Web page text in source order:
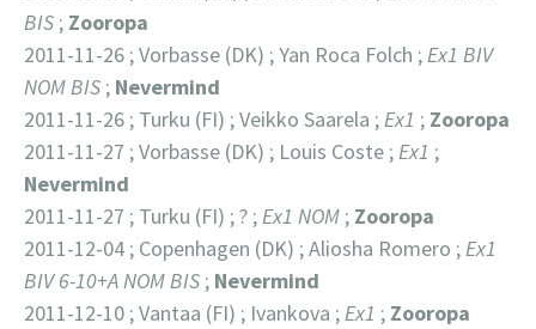
BIS ; Zooropa
2011-11-26 ; Vorbasse (DK) ; Yan Roca Folch ;Ex1 BIV
NOM BIS ; Nevermind
2011-11-26 ; Turku (FI) ; Veikko Saarela ;Ex1 ; Zooropa
2011-11-27 ; Vorbasse (DK) ; Louis Coste ;Ex1 ;
Nevermind
2011-11-27 ; Turku (FI) ; ? ;Ex1 NOM ; Zooropa
2011-12-04 ; Copenhagen (DK) ; Aliosha Romero ;Ex1
BIV 6-10+A NOM BIS ; Nevermind
2011-12-10 ; Vantaa (FI) ; Ivankova ;Ex1 ; Zooropa